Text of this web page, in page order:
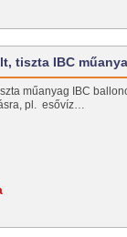
tiszta IBC
műanyag IBC
pl. esővíz…